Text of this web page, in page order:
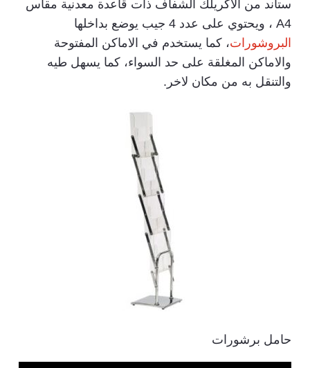
ستاند من الاكريلك الشفاف ذات قاعدة معدنية مقاس
A4 ، ويحتوي على عدد 4 جيب يوضع بداخلها
البروشورات، كما يستخدم في الاماكن المفتوحة
والاماكن المغلقة على حد السواء، كما يسهل طيه
والتنقل به من مكان لاخر.
حامل برشورات